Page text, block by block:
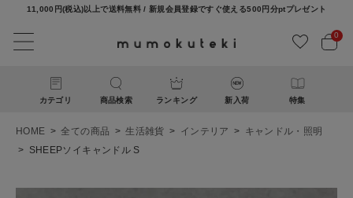
11,000円(税込)以上で送料無料 / 新規会員登録ですぐ使える500円分ptプレゼント
0
カテゴリ 商品検索 ランキング 新入荷 特集
HOME 全ての商品 生活雑貨 インテリア
キャンドル・照明
SHEEPソイキャンドル S